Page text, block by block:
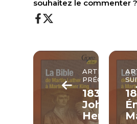
souhaitez le commenter ?
ARTICLE
PRÉCÉDENT
1834.
John
Herschel